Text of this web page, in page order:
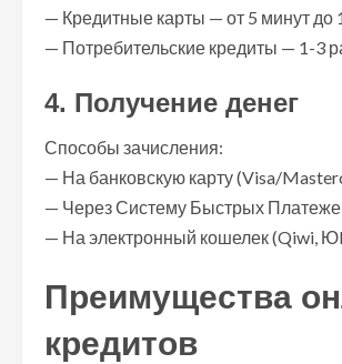
— Кредитные карты — от 5 минут до
— Потребительские кредиты — 1-3
4. Получение денег
Способы зачисления:
— На банковскую карту (Visa/
— Через Систему Быстрых
— На электронный кошелек (Qiwi,
Преимущества
кредитов